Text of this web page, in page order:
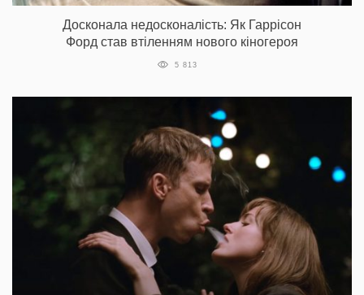
Досконала недосконалість: Як Гаррісон
Форд став втіленням нового кіногероя
5 813